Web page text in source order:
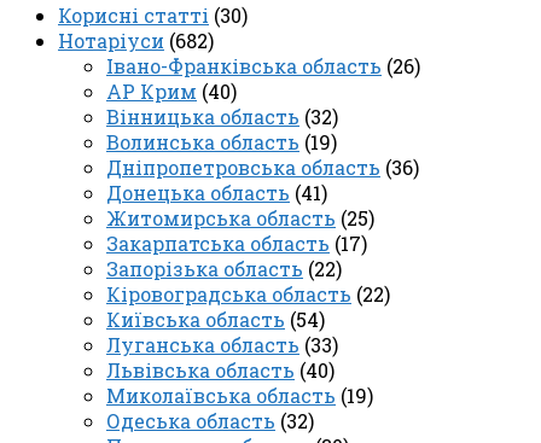
Корисні статті (30)
Нотаріуси (682)
Івано-Франківська область (26)
АР Крим (40)
Вінницька область (32)
Волинська область (19)
Дніпропетровська область (36)
Донецька область (41)
Житомирська область (25)
Закарпатська область (17)
Запорізька область (22)
Кіровоградська область (22)
Київська область (54)
Луганська область (33)
Львівська область (40)
Миколаївська область (19)
Одеська область (32)